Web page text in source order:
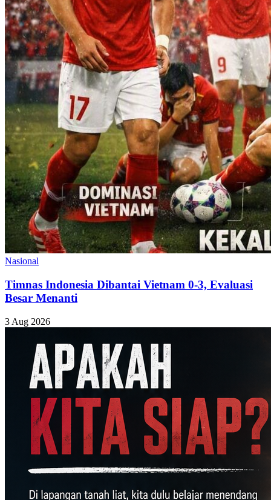
Nasional
Timnas Indonesia Dibantai Vietnam 0-3, Evaluasi
Besar Menanti
3 Aug 2026